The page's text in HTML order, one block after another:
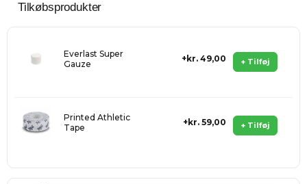
Tilkøbsprodukter
+ Tilføj
Everlast Super
Gauze
kr. 49,00
+ Tilføj
Printed Athletic
Tape
kr. 59,00